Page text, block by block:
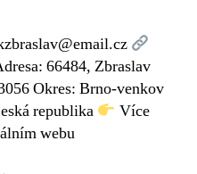
66484, Zbraslav
Okres: Brno-venkov
republika
Více
webu